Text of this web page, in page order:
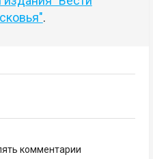
.
комментарии